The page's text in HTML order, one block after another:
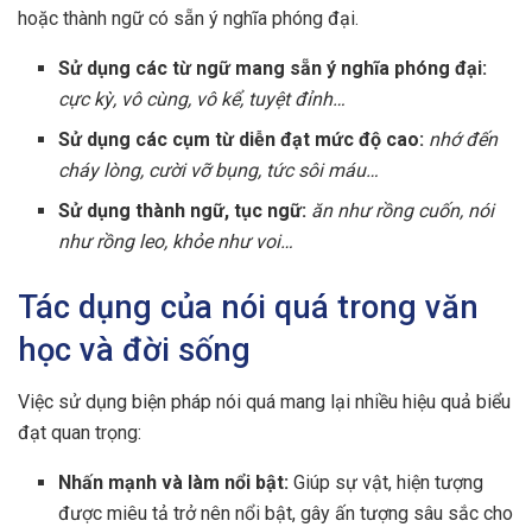
hoặc thành ngữ có sẵn ý nghĩa phóng đại.
Sử dụng các từ ngữ mang sẵn ý nghĩa phóng đại:
cực kỳ, vô cùng, vô kể, tuyệt đỉnh…
Sử dụng các cụm từ diễn đạt mức độ cao: nhớ đến
cháy lòng, cười vỡ bụng, tức sôi máu…
Sử dụng thành ngữ, tục ngữ: ăn như rồng cuốn, nói
như rồng leo, khỏe như voi…
Tác dụng của nói quá trong văn
học và đời sống
Việc sử dụng biện pháp nói quá mang lại nhiều hiệu quả biểu
đạt quan trọng:
Nhấn mạnh và làm nổi bật: Giúp sự vật, hiện tượng
được miêu tả trở nên nổi bật, gây ấn tượng sâu sắc cho